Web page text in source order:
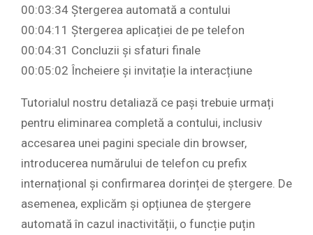
00:03:34 Ștergerea automată a contului
00:04:11 Ștergerea aplicației de pe telefon
00:04:31 Concluzii și sfaturi finale
00:05:02 Încheiere și invitație la interacțiune
Tutorialul nostru detaliază ce pași trebuie urmați
pentru eliminarea completă a contului, inclusiv
accesarea unei pagini speciale din browser,
introducerea numărului de telefon cu prefix
internațional și confirmarea dorinței de ștergere. De
asemenea, explicăm și opțiunea de ștergere
automată în cazul inactivității, o funcție puțin